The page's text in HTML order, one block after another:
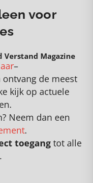
voor
Verstand Magazine
–
ontvang de meest
kijk op actuele
.
Neem dan een
.
toegang tot alle